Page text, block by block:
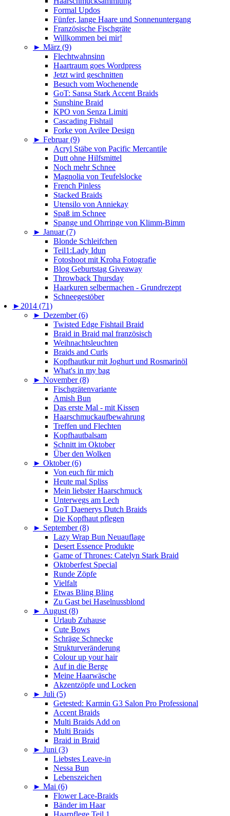
Formal Updos
Fünfer, lange Haare und Sonnenuntergang
Französische Fischgräte
Willkommen bei mir!
► März (9)
Flechtwahnsinn
Haartraum goes Wordpress
Jetzt wird geschnitten
Besuch vom Wochenende
GoT: Sansa Stark Accent Braids
Sunshine Braid
KPO von Senza Limiti
Cascading Fishtail
Forke von Avilee Design
► Februar (9)
Acryl Stäbe von Pacific Mercantile
Dutt ohne Hilfsmittel
Noch mehr Schnee
Magnolia von Teufelslocke
French Pinless
Stacked Braids
Utensilo von Anniekay
Spaß im Schnee
Spange und Ohrringe von Klimm-Bimm
► Januar (7)
Blonde Schleifchen
Teil1:Lady Idun
Fotoshoot mit Kroha Fotografie
Blog Geburtstag Giveaway
Throwback Thursday
Haarkuren selbermachen - Grundrezept
Schneegestöber
► 2014 (71)
► Dezember (6)
Twisted Edge Fishtail Braid
Braid in Braid mal französisch
Weihnachtsleuchten
Braids and Curls
Kopfhautkur mit Joghurt und Rosmarinöl
What's in my bag
► November (8)
Fischgrätenvariante
Amish Bun
Das erste Mal - mit Kissen
Haarschmuckaufbewahrung
Treffen und Flechten
Kopfhautbalsam
Schnitt im Oktober
Über den Wolken
► Oktober (6)
Von euch für mich
Heute mal Spliss
Mein liebster Haarschmuck
Unterwegs am Lech
GoT Daenerys Dutch Braids
Die Kopfhaut pflegen
► September (8)
Lazy Wrap Bun Neuauflage
Desert Essence Produkte
Game of Thrones: Catelyn Stark Braid
Oktoberfest Special
Runde Zöpfe
Vielfalt
Etwas Bling Bling
Zu Gast bei Haselnussblond
► August (8)
Urlaub Zuhause
Cute Bows
Schräge Schnecke
Strukturveränderung
Colour up your hair
Auf in die Berge
Meine Haarwäsche
Akzentzöpfe und Locken
► Juli (5)
Getested: Karmin G3 Salon Pro Professional
Accent Braids
Multi Braids Add on
Multi Braids
Braid in Braid
► Juni (3)
Liebstes Leave-in
Nessa Bun
Lebenszeichen
► Mai (6)
Flower Lace-Braids
Bänder im Haar